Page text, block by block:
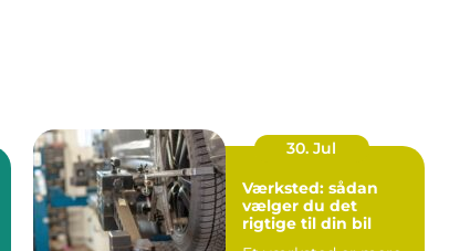
30. Jul
Værksted: sådan
vælger du det
rigtige til din bil